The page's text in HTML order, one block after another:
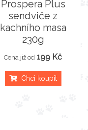
Prospera Plus
sendviče z
kachního masa
230g
Cena již od 199 Kč
Chci koupit